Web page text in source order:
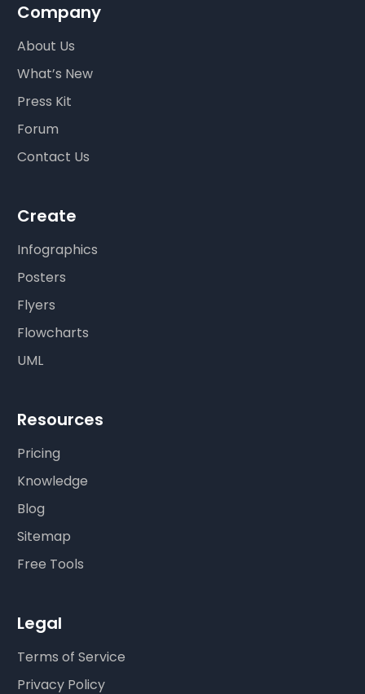
Company
About Us
What’s New
Press Kit
Forum
Contact Us
Create
Infographics
Posters
Flyers
Flowcharts
UML
Resources
Pricing
Knowledge
Blog
Sitemap
Free Tools
Legal
Terms of Service
Privacy Policy